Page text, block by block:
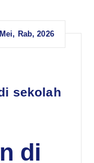
Mei, Rab, 2026
sekolah
di